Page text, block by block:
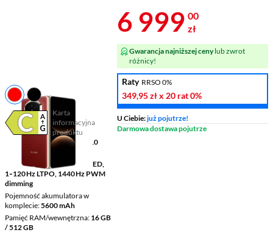
Karta
informacyjna
produktu
Plik w formacie pdf
(otworzy się w nowym oknie)
8 " 2416 x 2210
pikseli OLED
Ekran dodatkowy
6,49" OLED,
1‑120 Hz LTPO, 1440 Hz PWM
dimming
Pojemność akumulatora w
komplecie 5600 mAh
Pamięć RAM/wewnętrzna 16 GB
/ 512 GB
Cena 6 999
6 999 00
zł
Gwarancja najniższej cenylub zwrot
różnicy!
Raty RRSO 0%
349,95 złx 20 rat0%
U Ciebie:już pojutrze!
Darmowa dostawa pojutrze